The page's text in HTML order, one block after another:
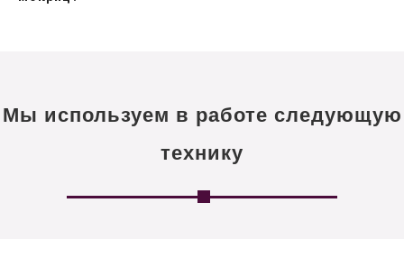
Мы используем в работе следующую
технику